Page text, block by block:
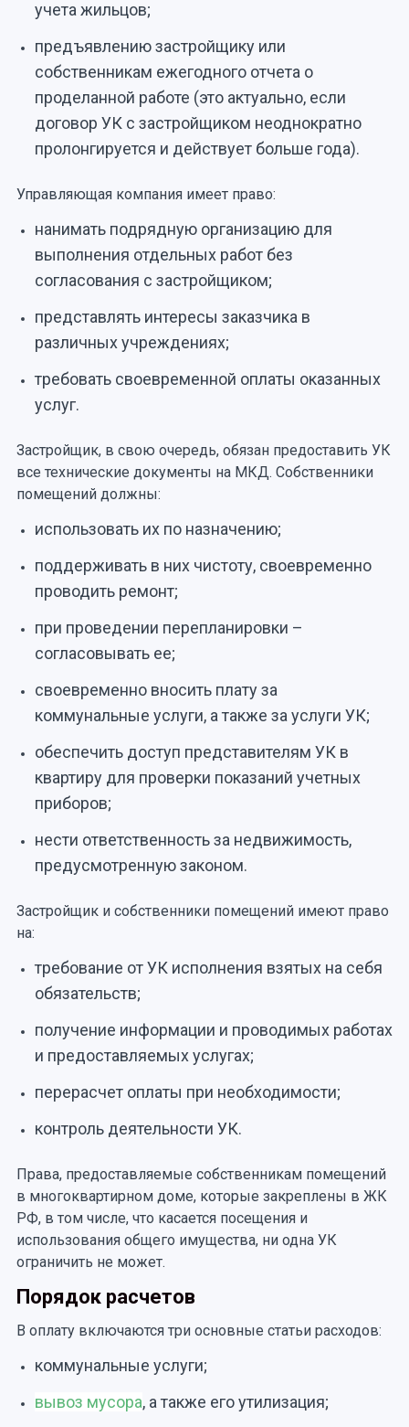
учета жильцов;
предъявлению застройщику или
собственникам ежегодного отчета о
проделанной работе (это актуально, если
договор УК с застройщиком неоднократно
пролонгируется и действует больше года).
Управляющая компания имеет право:
нанимать подрядную организацию для
выполнения отдельных работ без
согласования с застройщиком;
представлять интересы заказчика в
различных учреждениях;
требовать своевременной оплаты оказанных
услуг.
Застройщик, в свою очередь, обязан предоставить УК
все технические документы на МКД. Собственники
помещений должны:
использовать их по назначению;
поддерживать в них чистоту, своевременно
проводить ремонт;
при проведении перепланировки –
согласовывать ее;
своевременно вносить плату за
коммунальные услуги, а также за услуги УК;
обеспечить доступ представителям УК в
квартиру для проверки показаний учетных
приборов;
нести ответственность за недвижимость,
предусмотренную законом.
Застройщик и собственники помещений имеют право
на:
требование от УК исполнения взятых на себя
обязательств;
получение информации и проводимых работах
и предоставляемых услугах;
перерасчет оплаты при необходимости;
контроль деятельности УК.
Права, предоставляемые собственникам помещений
в многоквартирном доме, которые закреплены в ЖК
РФ, в том числе, что касается посещения и
использования общего имущества, ни одна УК
ограничить не может.
Порядок расчетов
В оплату включаются три основные статьи расходов:
коммунальные услуги;
вывоз мусора, а также его утилизация;